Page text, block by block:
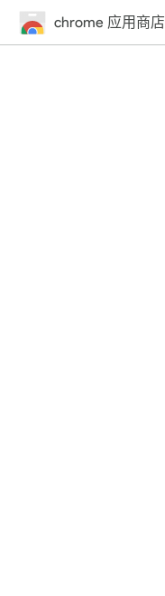
chrome 应用商店